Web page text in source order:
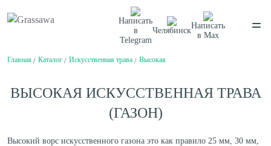
Написать
в
Telegram
Челябинск
Написать
в Max
Написать вTelegram Написать в Max
Каталог
Вакансии
Спортивная
Балетный пол
Главная Каталог Искусственная трава Высокая
ВЫСОКАЯ ИСКУССТВЕННАЯ ТРАВА
(ГАЗОН)
Высокий ворс искусственного газона это как правило 25 мм, 30 мм,